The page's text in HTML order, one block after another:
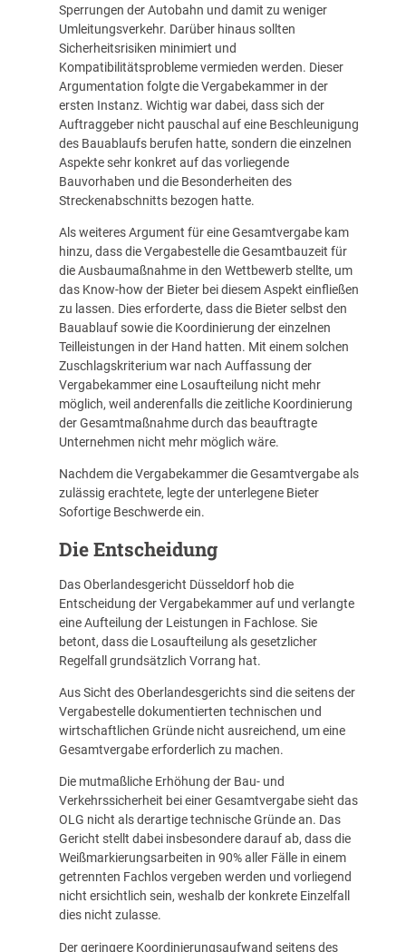
Sperrungen der Autobahn und damit zu weniger
Umleitungsverkehr. Darüber hinaus sollten
Sicherheitsrisiken minimiert und
Kompatibilitätsprobleme vermieden werden. Dieser
Argumentation folgte die Vergabekammer in der
ersten Instanz. Wichtig war dabei, dass sich der
Auftraggeber nicht pauschal auf eine Beschleunigung
des Bauablaufs berufen hatte, sondern die einzelnen
Aspekte sehr konkret auf das vorliegende
Bauvorhaben und die Besonderheiten des
Streckenabschnitts bezogen hatte.
Als weiteres Argument für eine Gesamtvergabe kam
hinzu, dass die Vergabestelle die Gesamtbauzeit für
die Ausbaumaßnahme in den Wettbewerb stellte, um
das Know-how der Bieter bei diesem Aspekt einfließen
zu lassen. Dies erforderte, dass die Bieter selbst den
Bauablauf sowie die Koordinierung der einzelnen
Teilleistungen in der Hand hatten. Mit einem solchen
Zuschlagskriterium war nach Auffassung der
Vergabekammer eine Losaufteilung nicht mehr
möglich, weil anderenfalls die zeitliche Koordinierung
der Gesamtmaßnahme durch das beauftragte
Unternehmen nicht mehr möglich wäre.
Nachdem die Vergabekammer die Gesamtvergabe als
zulässig erachtete, legte der unterlegene Bieter
Sofortige Beschwerde ein.
Die Entscheidung
Das Oberlandesgericht Düsseldorf hob die
Entscheidung der Vergabekammer auf und verlangte
eine Aufteilung der Leistungen in Fachlose. Sie
betont, dass die Losaufteilung als gesetzlicher
Regelfall grundsätzlich Vorrang hat.
Aus Sicht des Oberlandesgerichts sind die seitens der
Vergabestelle dokumentierten technischen und
wirtschaftlichen Gründe nicht ausreichend, um eine
Gesamtvergabe erforderlich zu machen.
Die mutmaßliche Erhöhung der Bau- und
Verkehrssicherheit bei einer Gesamtvergabe sieht das
OLG nicht als derartige technische Gründe an. Das
Gericht stellt dabei insbesondere darauf ab, dass die
Weißmarkierungsarbeiten in 90% aller Fälle in einem
getrennten Fachlos vergeben werden und vorliegend
nicht ersichtlich sein, weshalb der konkrete Einzelfall
dies nicht zulasse.
Der geringere Koordinierungsaufwand seitens des